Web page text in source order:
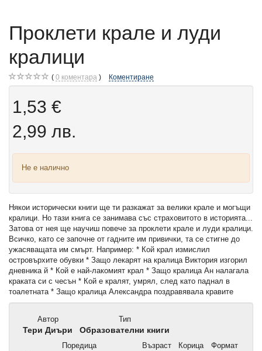
Проклети крале и луди
кралици
0 коментара Коментиране
1,53 €
2,99 лв.
Не е налично
Някои исторически книги ще ти разкажат за велики крале и могъщи
кралици. Но тази книга се занимава със страховитото в историята...
Затова от нея ще научиш повече за проклети крале и луди кралици.
Всичко, като се започне от гадните им привички, та се стигне до
ужасяващата им смърт. Например: * Кой крал измислил
островърхите обувки * Защо лекарят на кралица Виктория изгорил
дневника й * Кой е най-лакомият крал * Защо кралица Ан налагала
краката си с чесън * Кой е кралят, умрял, след като паднал в
тоалетната * Защо кралица Александра поздравявала кравите
Автор
Тери Диъри
Тип
Образователни книги
Поредица
Възраст
Корица
Формат